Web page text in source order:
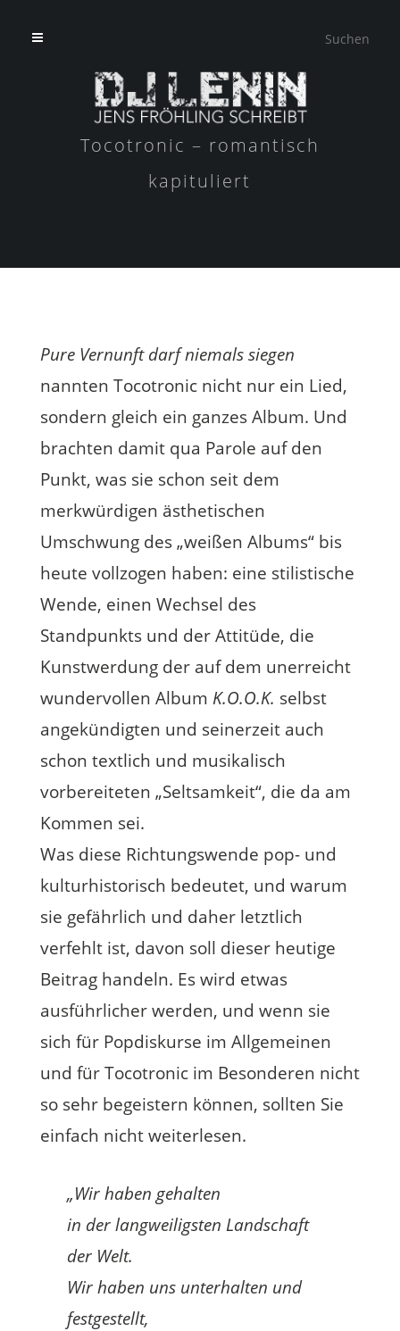
Tocotronic – romantisch
kapituliert
Pure Vernunft darf niemals siegen
nannten Tocotronic nicht nur ein Lied,
sondern gleich ein ganzes Album. Und
brachten damit qua Parole auf den
Punkt, was sie schon seit dem
merkwürdigen ästhetischen
Umschwung des „weißen Albums“ bis
heute vollzogen haben: eine stilistische
Wende, einen Wechsel des
Standpunkts und der Attitüde, die
Kunstwerdung der auf dem unerreicht
wundervollen Album K.O.O.K. selbst
angekündigten und seinerzeit auch
schon textlich und musikalisch
vorbereiteten „Seltsamkeit“, die da am
Kommen sei.
Was diese Richtungswende pop- und
kulturhistorisch bedeutet, und warum
sie gefährlich und daher letztlich
verfehlt ist, davon soll dieser heutige
Beitrag handeln. Es wird etwas
ausführlicher werden, und wenn sie
sich für Popdiskurse im Allgemeinen
und für Tocotronic im Besonderen nicht
so sehr begeistern können, sollten Sie
einfach nicht weiterlesen.
„Wir haben gehalten
in der langweiligsten Landschaft
der Welt.
Wir haben uns unterhalten und
festgestellt,